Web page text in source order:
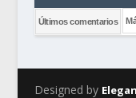
Últimos comentarios
Designed by